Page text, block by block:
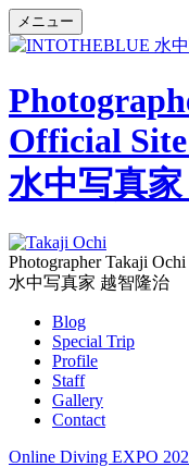
メニュー
Official
水中写真
Photographer Takaji
水中写真家 越智隆治
Blog
Special Trip
Profile
Staff
Gallery
Contact
Online Diving EXPO